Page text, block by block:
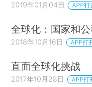
2019年01月04日 APP打
全球化：国家和
2018年10月16日 APP打
直面全球化挑战
2017年10月28日 APP打